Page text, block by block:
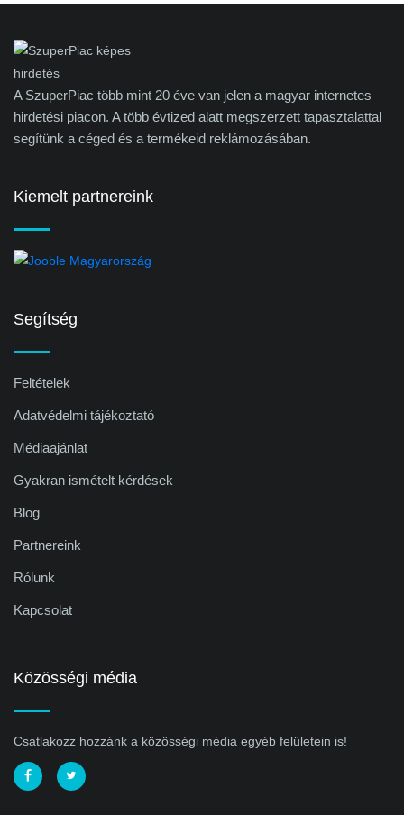
A SzuperPiac több mint 20 éve van jelen a magyar internetes
hirdetési piacon. A több évtized alatt megszerzett tapasztalattal
segítünk a céged és a termékeid reklámozásában.
Kiemelt partnereink
Segítség
Feltételek
Adatvédelmi tájékoztató
Médiaajánlat
Gyakran ismételt kérdések
Blog
Partnereink
Rólunk
Kapcsolat
Közösségi média
Csatlakozz hozzánk a közösségi média egyéb felületein is!